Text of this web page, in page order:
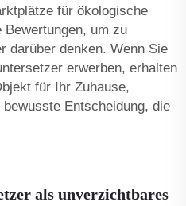
für ökologische
um zu
darüber denken. Wenn Sie
erwerben, erhalten
für Ihr Zuhause,
Entscheidung, die
als unverzichtbares